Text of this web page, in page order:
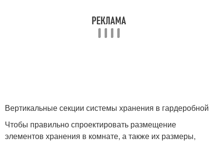
Вертикальные секции системы хранения в гардеробной
Чтобы правильно спроектировать размещение
элементов хранения в комнате, а также их размеры,